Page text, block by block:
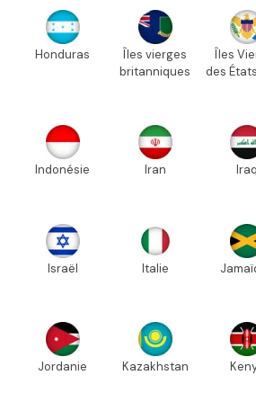
Honduras
Îles vierges
britanniques
Îles
des
Indonésie Iran Iraq
Israël Italie
Jordanie Kazakhstan